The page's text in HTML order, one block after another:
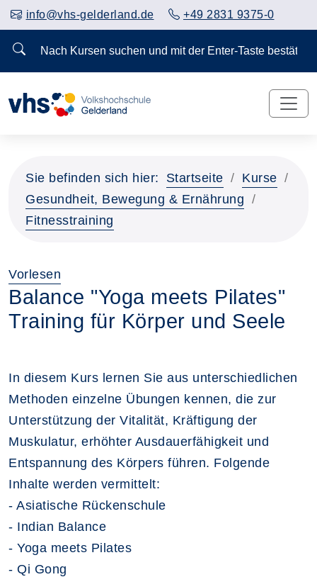
info@vhs-gelderland.de +49 2831 9375-0
Nach Kursen suchen und mit der Enter-Taste
Sie befinden sich hier: Startseite
Kurse
Gesundheit, Bewegung & Ernährung
Fitnesstraining
Vorlesen
Balance "Yoga meets Pilates"
Training für Körper und Seele
In diesem Kurs lernen Sie aus unterschiedlichen
Methoden einzelne Übungen kennen, die zur
Unterstützung der Vitalität, Kräftigung der
Muskulatur, erhöhter Ausdauerfähigkeit und
Entspannung des Körpers führen. Folgende
Inhalte werden vermittelt:
- Asiatische Rückenschule
- Indian Balance
- Yoga meets Pilates
- Qi Gong